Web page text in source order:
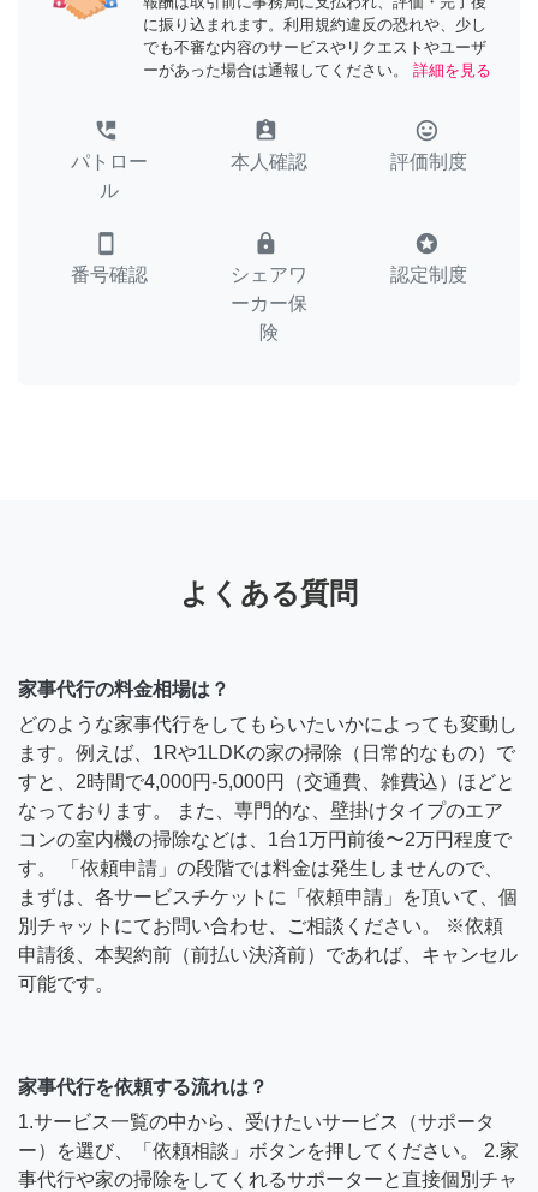
に振り込まれます。利用規約違反の恐れや、少し
でも不審な内容のサービスやリクエストやユーザ
ーがあった場合は通報してください。
詳細を見る
perm_phone_msg
パトロー
ル
assignment_ind
本人確認
tag_faces
評価制度
smartphone
番号確認
lock
シェアワ
ーカー保
険
stars
認定制度
よくある質問
家事代行の料金相場は？
どのような家事代行をしてもらいたいかによっても変動し
ます。例えば、1Rや1LDKの家の掃除（日常的なもの）で
すと、2時間で4,000円-5,000円（交通費、雑費込）ほどと
なっております。 また、専門的な、壁掛けタイプのエア
コンの室内機の掃除などは、1台1万円前後〜2万円程度で
す。 「依頼申請」の段階では料金は発生しませんので、
まずは、各サービスチケットに「依頼申請」を頂いて、個
別チャットにてお問い合わせ、ご相談ください。 ※依頼
申請後、本契約前（前払い決済前）であれば、キャンセル
可能です。
家事代行を依頼する流れは？
1.サービス一覧の中から、受けたいサービス（サポータ
ー）を選び、「依頼相談」ボタンを押してください。 2.家
事代行や家の掃除をしてくれるサポーターと直接個別チャ